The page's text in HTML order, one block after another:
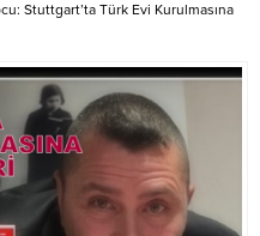
Stuttgart’ta Türk Evi Kurulmasına